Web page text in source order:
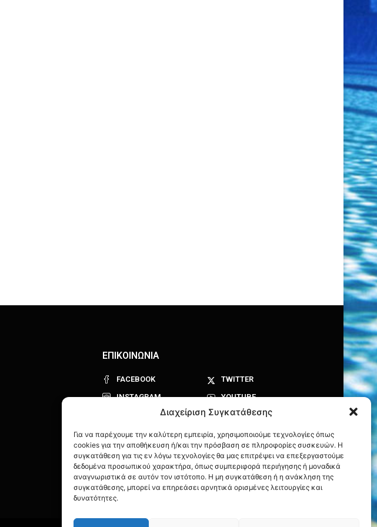
Διαχείριση Συγκατάθεσης
Για να παρέχουμε την καλύτερη εμπειρία, χρησιμοποιούμε τεχνολογίες όπως
cookies για την αποθήκευση ή/και την πρόσβαση σε πληροφορίες συσκευών. Η
συγκατάθεση για τις εν λόγω τεχνολογίες θα μας επιτρέψει να επεξεργαστούμε
δεδομένα προσωπικού χαρακτήρα, όπως συμπεριφορά περιήγησης ή μοναδικά
αναγνωριστικά σε αυτόν τον ιστότοπο. Η μη συγκατάθεση ή η ανάκληση της
συγκατάθεσης, μπορεί να επηρεάσει αρνητικά ορισμένες λειτουργίες και
δυνατότητες.
ΕΠΙΚΟΙΝΩΝΙΑ
FACEBOOK
TWITTER
INSTAGRAM
YOUTUBE